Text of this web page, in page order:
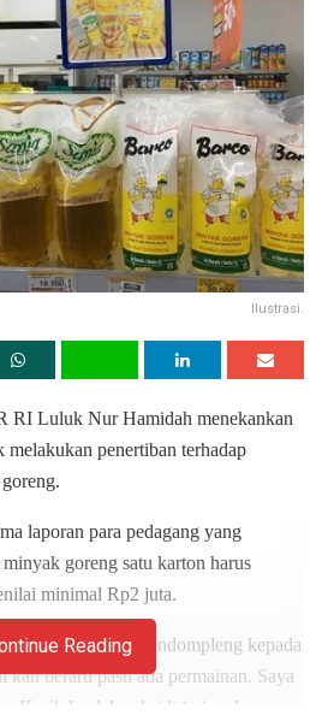
Ilustrasi.
RI Luluk Nur Hamidah menekankan
melakukan penertiban terhadap
laporan para pedagang yang
goreng satu karton harus
minimal Rp2 juta.
akalan yang mendompleng kepada
kan berarti pasti ada permainan. Saya
Kasih -kanlah subsidi (minyak
Reading